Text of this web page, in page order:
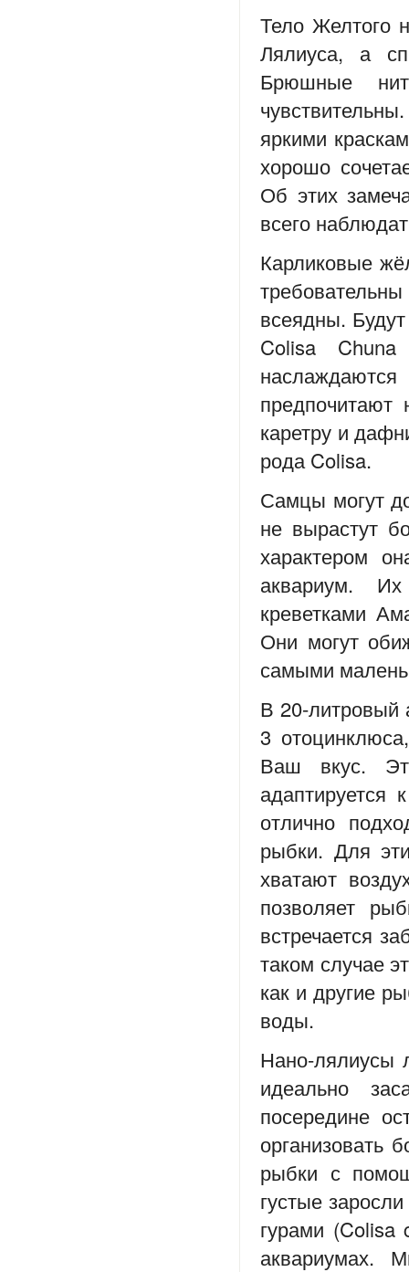
Тело Желтого
Лялиуса, а
Брюшные
яркими
хорошо
Об этих
всего
Карликовые
всеядны.
Colisa Chuna
предпочитают
каретру и
рода Colisa.
Самцы могут
не вырастут
характером
аквариум.
креветками
Они могут
самыми
В 20-литровый
3
Ваш вкус.
отлично
рыбки. Для
хватают
позволяет
встречается
таком случае
как и другие
воды.
Нано-лялиусы
идеально
посередине
организовать
рыбки с
густые
гурами
аквариумах.